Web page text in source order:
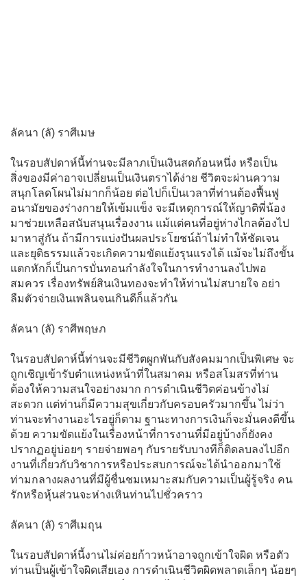
ลัคนา (ลั) ราศีเมษ
ในรอบสัปดาห์นี้ท่านจะมีลาภเป็นเงินสดก้อนหนึ่ง หรือเป็น
สิ่งของมีค่าอาจเปลี่ยนเป็นเงินตราได้ง่าย ชีวิตจะผ่านความ
สนุกโลดโผนไม่มากก็น้อย ต่อไปก็เป็นเวลาที่ท่านต้องฟื้นฟู
อนามัยของร่างกายให้เข้มแข็ง จะมีเหตุการณ์ให้ญาติพี่น้อง
มาช่วยเหลือสนับสนุนเรื่องงาน แม้แต่คนที่อยู่ห่างไกลต้องไป
มาหาสู่กัน ถ้ามีการแบ่งปันผลประโยชน์ถ้าไม่ทำให้ชัดเจน
และยุติธรรมแล้วจะเกิดความขัดแย้งรุนแรงได้ แม้จะไม่ถึงขั้น
แตกหักก็เป็นการบั่นทอนกำลังใจในการทำงานลงไปพอ
สมควร เรื่องทรัพย์สินเงินทองจะทำให้ท่านไม่สบายใจ อย่า
ลืมตัวจ่ายเงินเพลินจนเกินดีก็แล้วกัน
ลัคนา (ลั) ราศีพฤษภ
ในรอบสัปดาห์นี้ท่านจะมีชีวิตผูกพันกับสังคมมากเป็นพิเศษ จะ
ถูกเชิญเข้ารับตำแหน่งหน้าที่ในสมาคม หรือสโมสรที่ท่าน
ต้องให้ความสนใจอย่างมาก การดำเนินชีวิตค่อนข้างไม่
สะดวก แต่ท่านก็มีความสุขเกี่ยวกับครอบครัวมากขึ้น ไม่ว่า
ท่านจะทำงานอะไรอยู่ก็ตาม ฐานะทางการเงินก็จะมั่นคงดีขึ้น
ด้วย ความขัดแย้งในเรื่องหน้าที่การงานที่มีอยู่บ้างก็ยังคง
ปรากฏอยู่บ่อยๆ รายจ่ายพอๆ กับรายรับบางทีก็ติดลบลงไปอีก
งานที่เกี่ยวกับวิชาการหรือประสบการณ์จะได้นำออกมาใช้
ท่ามกลางผลงานที่มีผู้ชื่นชมเหมาะสมกับความเป็นผู้รู้จริง คน
รักหรือหุ้นส่วนจะห่างเหินท่านไปชั่วคราว
ลัคนา (ลั) ราศีเมถุน
ในรอบสัปดาห์นี้งานไม่ค่อยก้าวหน้าอาจถูกเข้าใจผิด หรือตัว
ท่านเป็นผู้เข้าใจผิดเสียเอง การดำเนินชีวิตผิดพลาดเล็กๆ น้อยๆ